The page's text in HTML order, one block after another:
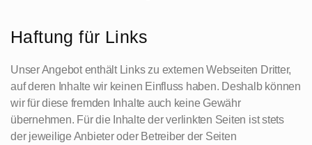
Haftung für Links
Unser Angebot enthält Links zu externen Webseiten Dritter,
auf deren Inhalte wir keinen Einfluss haben. Deshalb können
wir für diese fremden Inhalte auch keine Gewähr
übernehmen. Für die Inhalte der verlinkten Seiten ist stets
der jeweilige Anbieter oder Betreiber der Seiten